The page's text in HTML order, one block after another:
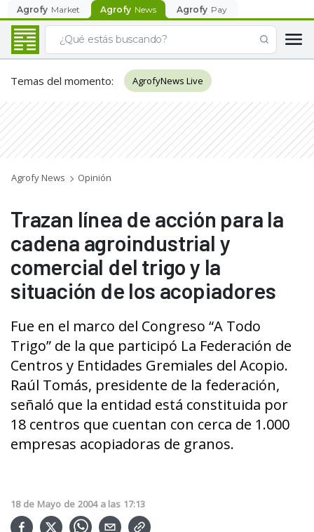
Agrofy Market Agrofy News Agrofy Pay
Temas del momento: AgrofyNews Live
Agrofy News Opinión
Trazan línea de acción para la
cadena agroindustrial y
comercial del trigo y la
situación de los acopiadores
Fue en el marco del Congreso “A Todo
Trigo” de la que participó La Federación de
Centros y Entidades Gremiales del Acopio.
Raúl Tomás, presidente de la federación,
señaló que la entidad está constituida por
18 centros que cuentan con cerca de 1.000
empresas acopiadoras de granos.
18 de Mayo de 2004 a las 17:13